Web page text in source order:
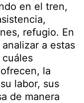
en el tren,
refugio. En
a estas
cuáles
la
labor, sus
de manera